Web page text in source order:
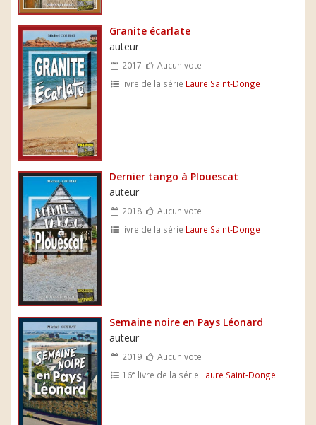
Granite écarlate
auteur
2017
Aucun vote
livre de la série Laure Saint-Donge
Dernier tango à Plouescat
auteur
2018
Aucun vote
livre de la série Laure Saint-Donge
Semaine noire en Pays Léonard
auteur
2019
Aucun vote
16e livre de la série Laure Saint-Donge